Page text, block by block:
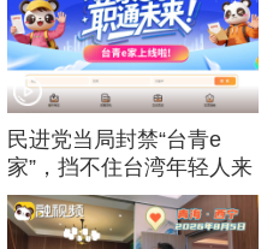
民进党当局封禁“台青e
家”，挡不住台湾年轻人来
大陆的脚步！